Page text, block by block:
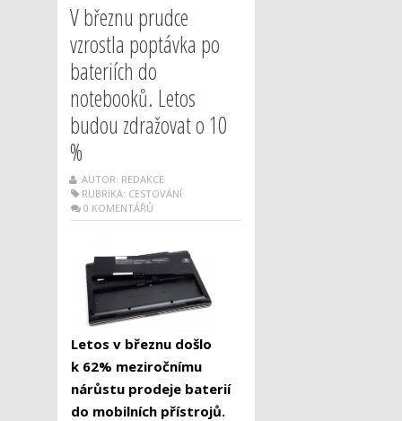
V březnu prudce
vzrostla poptávka po
bateriích do
notebooků. Letos
budou zdražovat o 10
%
AUTOR: REDAKCE
RUBRIKA: CESTOVÁNÍ
0 KOMENTÁŘŮ
Letos v březnu došlo
k 62% meziročnímu
nárůstu prodeje baterií
do mobilních přístrojů.